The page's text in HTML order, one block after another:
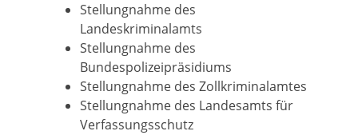
Stellungnahme des
Landeskriminalamts
Stellungnahme des
Bundespolizeipräsidiums
Stellungnahme des Zollkriminalamtes
Stellungnahme des Landesamts für
Verfassungsschutz